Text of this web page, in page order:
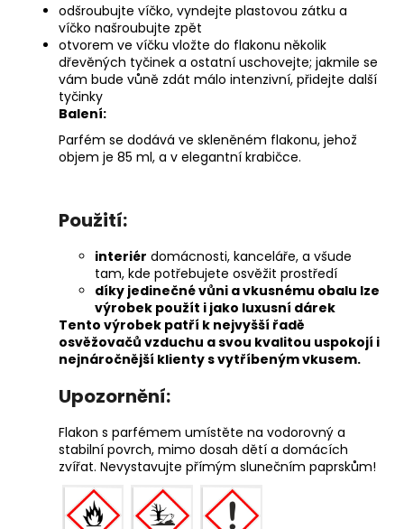
odšroubujte víčko, vyndejte plastovou zátku a
víčko našroubujte zpět
otvorem ve víčku vložte do flakonu několik
dřevěných tyčinek a ostatní uschovejte; jakmile se
vám bude vůně zdát málo intenzivní, přidejte další
tyčinky
Balení:
Parfém se dodává ve skleněném flakonu, jehož
objem je 85 ml, a v elegantní krabičce.
Použití:
interiér domácnosti, kanceláře, a všude
tam, kde potřebujete osvěžit prostředí
díky jedinečné vůni a vkusnému obalu lze
výrobek použít i jako luxusní dárek
Tento výrobek patří k nejvyšší řadě
osvěžovačů vzduchu a svou kvalitou uspokojí i
nejnáročnější klienty s vytříbeným vkusem.
Upozornění:
Flakon s parfémem umístěte na vodorovný a
stabilní povrch, mimo dosah dětí a domácích
zvířat. Nevystavujte přímým slunečním paprskům!